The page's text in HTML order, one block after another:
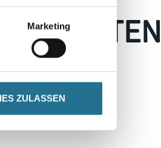
Marketing
ZULASSEN